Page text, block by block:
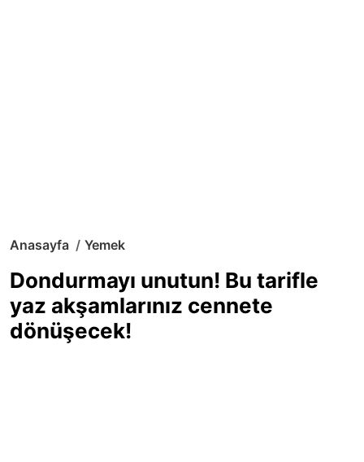
Anasayfa Yemek
Dondurmayı unutun! Bu tarifle
yaz akşamlarınız cennete
dönüşecek!